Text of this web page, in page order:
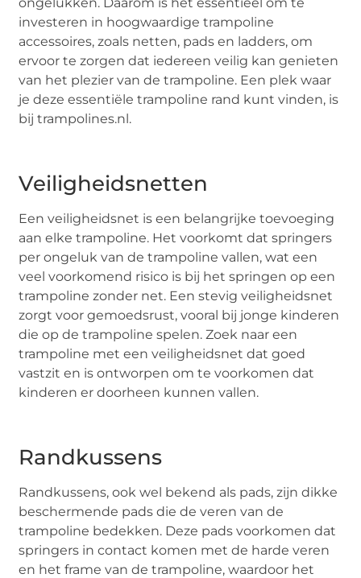
investeren in hoogwaardige trampoline
accessoires, zoals netten, pads en ladders, om
ervoor te zorgen dat iedereen veilig kan genieten
van het plezier van de trampoline. Een plek waar
je deze essentiële trampoline rand kunt vinden, is
bij trampolines.nl.
Veiligheidsnetten
Een veiligheidsnet is een belangrijke toevoeging
aan elke trampoline. Het voorkomt dat springers
per ongeluk van de trampoline vallen, wat een
veel voorkomend risico is bij het springen op een
trampoline zonder net. Een stevig veiligheidsnet
zorgt voor gemoedsrust, vooral bij jonge kinderen
die op de trampoline spelen. Zoek naar een
trampoline met een veiligheidsnet dat goed
vastzit en is ontworpen om te voorkomen dat
kinderen er doorheen kunnen vallen.
Randkussens
Randkussens, ook wel bekend als pads, zijn dikke
beschermende pads die de veren van de
trampoline bedekken. Deze pads voorkomen dat
springers in contact komen met de harde veren
en het frame van de trampoline, waardoor het